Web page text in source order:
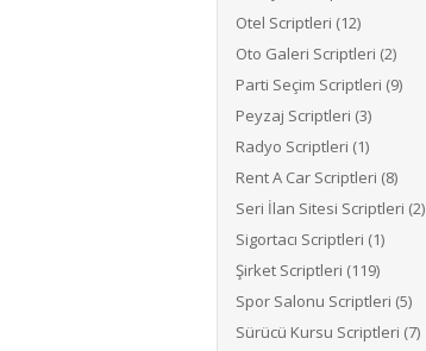
Otel Scriptleri (12)
Oto Galeri Scriptleri (2)
Parti Seçim Scriptleri (9)
Peyzaj Scriptleri (3)
Radyo Scriptleri (1)
Rent A Car Scriptleri (8)
Seri İlan Sitesi Scriptleri (2)
Sigortacı Scriptleri (1)
Şirket Scriptleri (119)
Spor Salonu Scriptleri (5)
Sürücü Kursu Scriptleri (7)